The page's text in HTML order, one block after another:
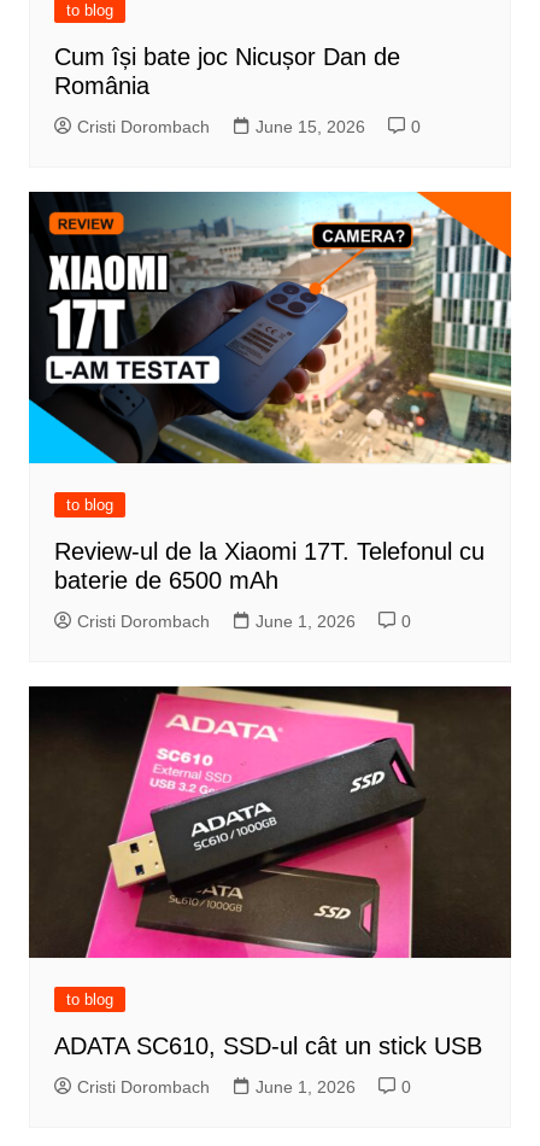
to blog
Cum își bate joc Nicușor Dan de
România
Cristi Dorombach June 15, 2026 0
to blog
Review-ul de la Xiaomi 17T. Telefonul cu
baterie de 6500 mAh
Cristi Dorombach June 1, 2026 0
to blog
ADATA SC610, SSD-ul cât un stick USB
Cristi Dorombach June 1, 2026 0